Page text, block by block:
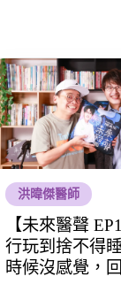
洪暐傑醫師
【未來醫聲
行玩到捨不得
時候沒感覺，